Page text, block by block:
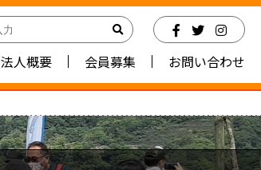
法人概要 会員募集 お問い合わせ